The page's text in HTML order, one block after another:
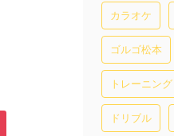
カラオケ
ゴルゴ松本
トレーニング
ドリブル